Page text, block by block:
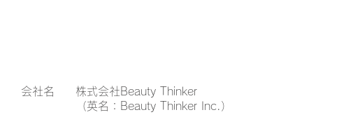
会社名
株式会社Beauty Thinker
（英名：Beauty Thinker Inc.）